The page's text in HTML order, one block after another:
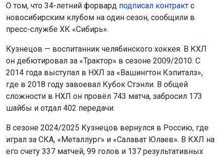
О том, что 34-летний форвард подписал контракт с
новосибирским клубом на один сезон, сообщили в
пресс-службе ХК «Сибирь».
Кузнецов — воспитанник челябинского хоккея. В КХЛ
он дебютировал за «Трактор» в сезоне 2009/2010. С
2014 года выступал в НХЛ за «Вашингтон Кэпиталз»,
где в 2018 году завоевал Кубок Стэнли. В общей
сложности в НХЛ он провёл 743 матча, забросил 173
шайбы и отдал 402 передачи.
В сезоне 2024/2025 Кузнецов вернулся в Россию, где
играл за СКА, «Металлург» и «Салават Юлаев». В КХЛ на
его счету 337 матчей, 99 голов и 137 результативных